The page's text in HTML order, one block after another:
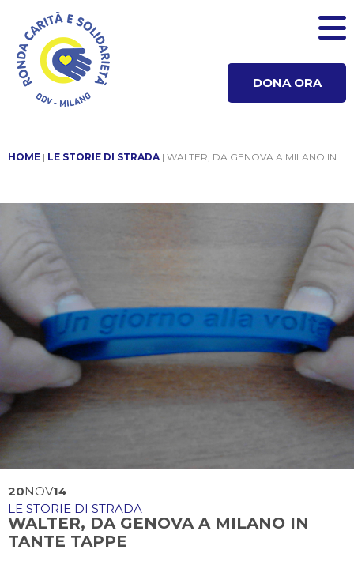
DONA ORA
HOME | LE STORIE DI STRADA| WALTER, DA GENOVA A MILANO IN TANTE TAPPE
20NOV14
LE STORIE DI STRADA
WALTER, DA GENOVA A MILANO IN
TANTE TAPPE